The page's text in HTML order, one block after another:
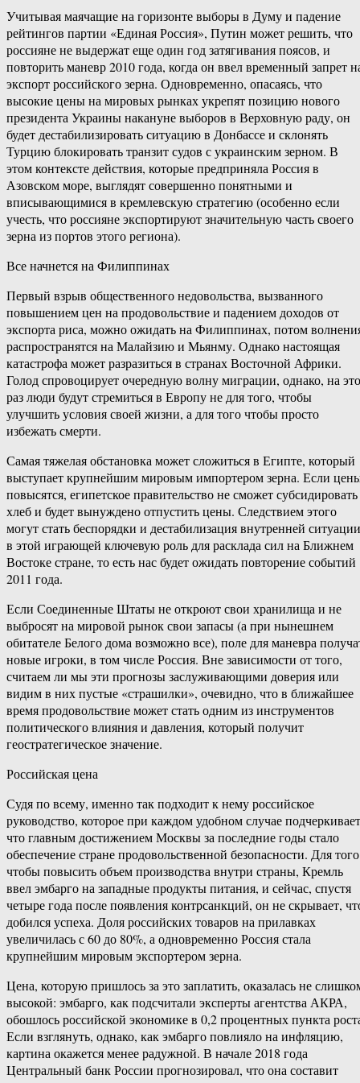
Учитывая маячащие на горизонте выборы в Думу и падение
рейтингов партии «Единая Россия», Путин может решить, что
россияне не выдержат еще один год затягивания поясов, и
повторить маневр 2010 года, когда он ввел временный запрет
экспорт российского зерна. Одновременно, опасаясь, что
высокие цены на мировых рынках укрепят позицию нового
президента Украины накануне выборов в Верховную раду, он
будет дестабилизировать ситуацию в Донбассе и склонять
Турцию блокировать транзит судов с украинским зерном. В
этом контексте действия, которые предприняла Россия в
Азовском море, выглядят совершенно понятными и
вписывающимися в кремлевскую стратегию (особенно если
учесть, что россияне экспортируют значительную часть своего
зерна из портов этого региона).
Все начнется на Филиппинах
Первый взрыв общественного недовольства, вызванного
повышением цен на продовольствие и падением доходов от
экспорта риса, можно ожидать на Филиппинах, потом
распространятся на Малайзию и Мьянму. Однако настоящая
катастрофа может разразиться в странах Восточной Африки.
Голод спровоцирует очередную волну миграции, однако, на
раз люди будут стремиться в Европу не для того, чтобы
улучшить условия своей жизни, а для того чтобы просто
избежать смерти.
Самая тяжелая обстановка может сложиться в Египте, который
выступает крупнейшим мировым импортером зерна. Если
повысятся, египетское правительство не сможет субсидировать
хлеб и будет вынуждено отпустить цены. Следствием этого
могут стать беспорядки и дестабилизация внутренней ситуации
в этой играющей ключевую роль для расклада сил на Ближнем
Востоке стране, то есть нас будет ожидать повторение событий
2011 года.
Если Соединенные Штаты не откроют свои хранилища и не
выбросят на мировой рынок свои запасы (а при нынешнем
обитателе Белого дома возможно все), поле для маневра
новые игроки, в том числе Россия. Вне зависимости от того,
считаем ли мы эти прогнозы заслуживающими доверия или
видим в них пустые «страшилки», очевидно, что в ближайшее
время продовольствие может стать одним из инструментов
политического влияния и давления, который получит
геостратегическое значение.
Российская цена
Судя по всему, именно так подходит к нему российское
руководство, которое при каждом удобном случае
что главным достижением Москвы за последние годы стало
обеспечение стране продовольственной безопасности. Для того
чтобы повысить объем производства внутри страны, Кремль
ввел эмбарго на западные продукты питания, и сейчас, спустя
четыре года после появления контрсанкций, он не скрывает,
добился успеха. Доля российских товаров на прилавках
увеличилась с 60 до 80%, а одновременно Россия стала
крупнейшим мировым экспортером зерна.
Цена, которую пришлось за это заплатить, оказалась не
высокой: эмбарго, как подсчитали эксперты агентства АКРА,
обошлось российской экономике в 0,2 процентных пункта
Если взглянуть, однако, как эмбарго повлияло на инфляцию,
картина окажется менее радужной. В начале 2018 года
Центральный банк России прогнозировал, что она составит